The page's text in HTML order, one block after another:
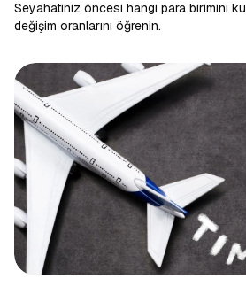
Seyahatiniz öncesi hangi para birimini
değişim oranlarını öğrenin.